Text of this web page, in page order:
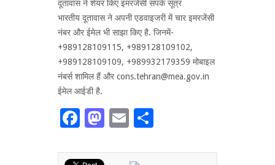
दूतावास ने शेयर किए इमरजेंसी संपर्क सूत्र
भारतीय दूतावास ने अपनी एडवाइजरी में चार इमरजेंसी
नंबर और ईमेल भी साझा किए है. जिनमें-
+989128109115, +989128109102,
+989128109109, +989932179359 मोबाइल
नंबर्स शामिल हैं और cons.tehran@mea.gov.in
ईमेल आईडी है.
Facebook
Mastodon
Email